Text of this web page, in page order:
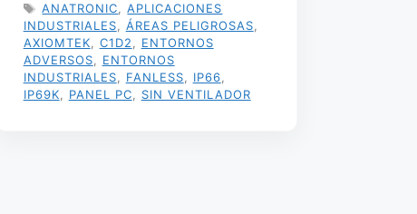
ETIQUETAS
ANATRONIC ,APLICACIONES
INDUSTRIALES
ÁREAS PELIGROSAS
AXIOMTEK
C1D2
ENTORNOS
ADVERSOS
ENTORNOS
INDUSTRIALES
FANLESS IP66
IP69K
PANEL PC SIN VENTILADOR